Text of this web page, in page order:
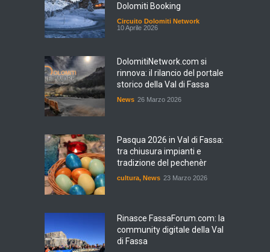
Dolomiti Booking
Circuito Dolomiti Network
10 Aprile 2026
DolomitiNetwork.com si
rinnova: il rilancio del portale
storico della Val di Fassa
News 26 Marzo 2026
Pasqua 2026 in Val di Fassa:
tra chiusura impianti e
tradizione del pechenèr
cultura, News 23 Marzo 2026
Rinasce FassaForum.com: la
community digitale della Val
di Fassa